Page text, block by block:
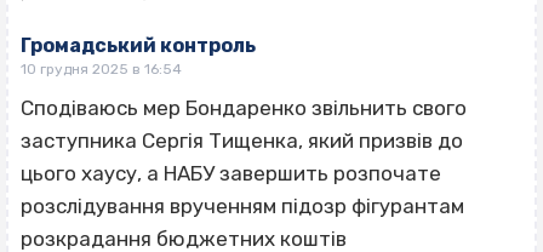
Громадський контроль
10 грудня 2025 в 16:54
Сподіваюсь мер Бондаренко звільнить свого
заступника Сергія Тищенка, який призвів до
цього хаусу, а НАБУ завершить розпочате
розслідування врученням підозр фігурантам
розкрадання бюджетних коштів